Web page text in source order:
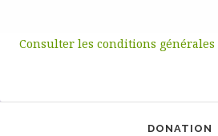
Consulter les conditions générales
DONATION